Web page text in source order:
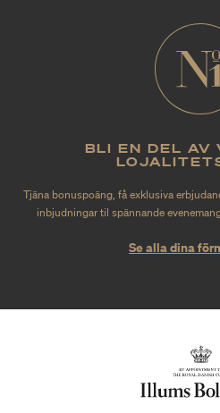
BLI EN DEL AV
Tjäna bonuspoäng, få exklusiva
inbjudningar til spännande
Se alla dina